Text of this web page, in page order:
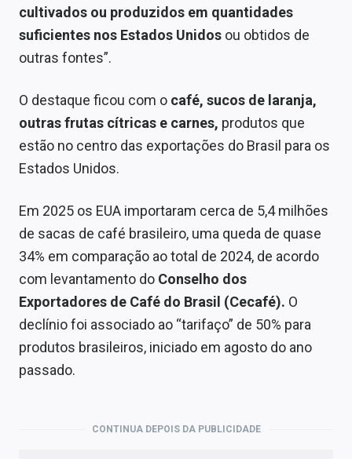
cultivados ou produzidos em quantidades
suficientes nos Estados Unidos ou obtidos de
outras fontes”.
O destaque ficou com o café, sucos de laranja,
outras frutas cítricas e carnes, produtos que
estão no centro das exportações do Brasil para os
Estados Unidos.
Em 2025 os EUA importaram cerca de 5,4 milhões
de sacas de café brasileiro, uma queda de quase
34% em comparação ao total de 2024, de acordo
com levantamento do Conselho dos
Exportadores de Café do Brasil (Cecafé). O
declínio foi associado ao “tarifaço” de 50% para
produtos brasileiros, iniciado em agosto do ano
passado.
CONTINUA DEPOIS DA PUBLICIDADE